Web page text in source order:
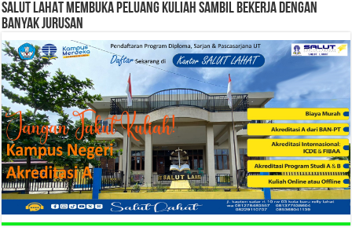
SALUT LAHAT MEMBUKA PELUANG KULIAH SAMBIL BEKERJA DENGAN
BANYAK JURUSAN